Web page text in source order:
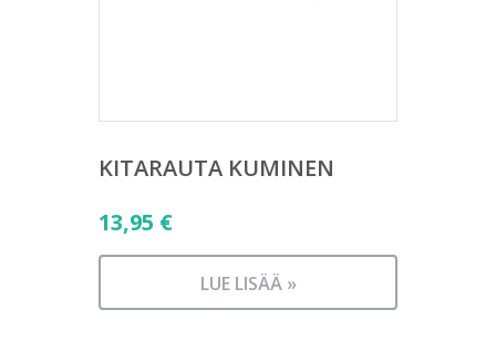
KITARAUTA KUMINEN
13,95 €
LUE LISÄÄ »